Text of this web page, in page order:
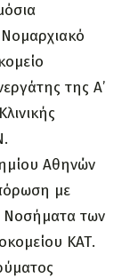
της Α’
Αθηνών
με
Νοσήματα των
ΚΑΤ.